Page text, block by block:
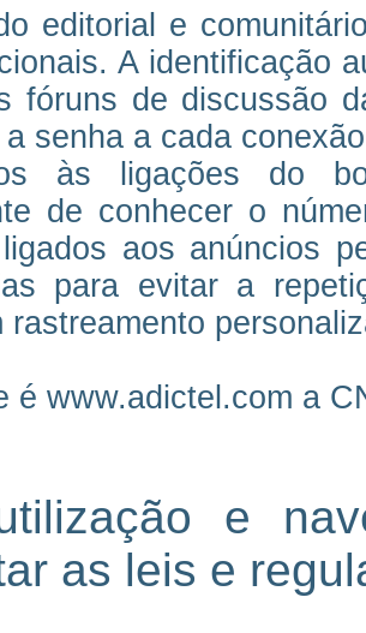
editorial e
A identificação
fóruns de discussão
senha a cada
às ligações do
de conhecer o
aos anúncios
para evitar a
rastreamento
é www.adictel.com a
e
as leis e